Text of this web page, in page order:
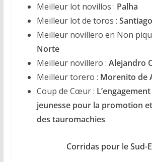
Meilleur lot novillos : Palha
Meilleur lot de toros :
Meilleur novillero en Non
Norte
Meilleur novillero : Alejandro
Meilleur torero : Morenito de
Coup de Cœur :
jeunesse pour la promotion
des tauromachies
Corridas pour le Sud-